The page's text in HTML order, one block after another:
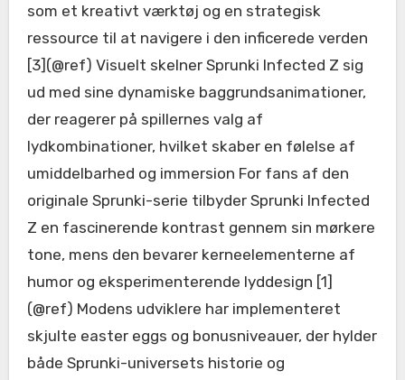
som et kreativt værktøj og en strategisk
ressource til at navigere i den inficerede verden
[3](@ref) Visuelt skelner Sprunki Infected Z sig
ud med sine dynamiske baggrundsanimationer,
der reagerer på spillernes valg af
lydkombinationer, hvilket skaber en følelse af
umiddelbarhed og immersion For fans af den
originale Sprunki-serie tilbyder Sprunki Infected
Z en fascinerende kontrast gennem sin mørkere
tone, mens den bevarer kerneelementerne af
humor og eksperimenterende lyddesign [1]
(@ref) Modens udviklere har implementeret
skjulte easter eggs og bonusniveauer, der hylder
både Sprunki-universets historie og